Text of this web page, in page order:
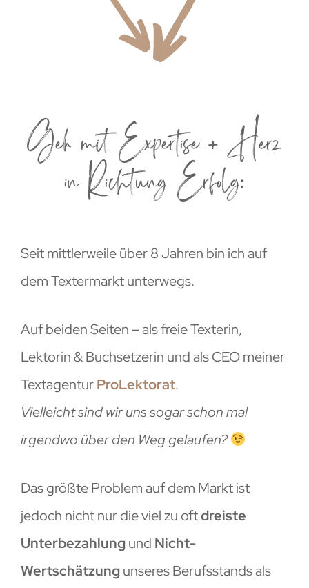
Geh mit Expertise + Herz
in Richtung Erfolg:
Seit mittlerweile über 8 Jahren bin ich auf
dem Textermarkt unterwegs.
Auf beiden Seiten – als freie Texterin,
Lektorin & Buchsetzerin und als CEO meiner
TextagenturProLektorat.
Vielleicht sind wir uns sogar schon mal
irgendwo über den Weg gelaufen?
Das größte Problem auf dem Markt ist
jedoch nicht nur die viel zu oftdreiste
Unterbezahlungund Nicht-
Wertschätzungunseres Berufsstands als